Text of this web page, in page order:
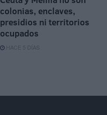
colonias, enclaves,
presidios ni territorios
ocupados
HACE 5 DÍAS